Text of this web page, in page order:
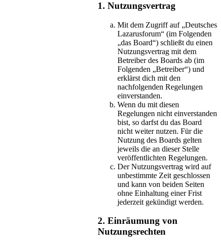
1. Nutzungsvertrag
Mit dem Zugriff auf „Deutsches
Lazarusforum“ (im Folgenden
„das Board“) schließt du einen
Nutzungsvertrag mit dem
Betreiber des Boards ab (im
Folgenden „Betreiber“) und
erklärst dich mit den
nachfolgenden Regelungen
einverstanden.
Wenn du mit diesen
Regelungen nicht einverstanden
bist, so darfst du das Board
nicht weiter nutzen. Für die
Nutzung des Boards gelten
jeweils die an dieser Stelle
veröffentlichten Regelungen.
Der Nutzungsvertrag wird auf
unbestimmte Zeit geschlossen
und kann von beiden Seiten
ohne Einhaltung einer Frist
jederzeit gekündigt werden.
2. Einräumung von
Nutzungsrechten